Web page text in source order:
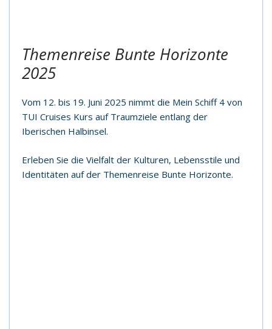
Themenreise Bunte Horizonte
2025
Vom 12. bis 19. Juni 2025 nimmt die Mein Schiff 4 von
TUI Cruises Kurs auf Traumziele entlang der
Iberischen Halbinsel.
Erleben Sie die Vielfalt der Kulturen, Lebensstile und
Identitäten auf der Themenreise Bunte Horizonte.